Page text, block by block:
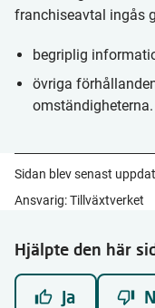
franchiseavtal ingås
begriplig
övriga
omständigheterna.
Sidan blev senast
Ansvarig: Tillväxtverket
Hjälpte den här
Ja